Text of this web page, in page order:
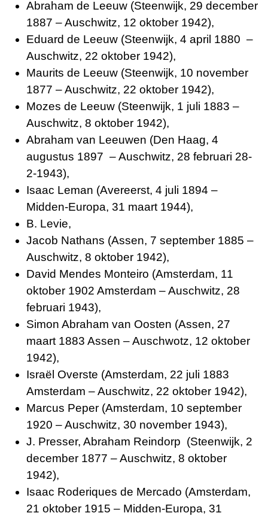
Abraham de Leeuw (Steenwijk, 29 december
1887 – Auschwitz, 12 oktober 1942),
Eduard de Leeuw (Steenwijk, 4 april 1880 –
Auschwitz, 22 oktober 1942),
Maurits de Leeuw (Steenwijk, 10 november
1877 – Auschwitz, 22 oktober 1942),
Mozes de Leeuw (Steenwijk, 1 juli 1883 –
Auschwitz, 8 oktober 1942),
Abraham van Leeuwen (Den Haag, 4
augustus 1897 – Auschwitz, 28 februari 28-
2-1943),
Isaac Leman (Avereerst, 4 juli 1894 –
Midden-Europa, 31 maart 1944),
B. Levie,
Jacob Nathans (Assen, 7 september 1885 –
Auschwitz, 8 oktober 1942),
David Mendes Monteiro (Amsterdam, 11
oktober 1902 Amsterdam – Auschwitz, 28
februari 1943),
Simon Abraham van Oosten (Assen, 27
maart 1883 Assen – Auschwotz, 12 oktober
1942),
Israël Overste (Amsterdam, 22 juli 1883
Amsterdam – Auschwitz, 22 oktober 1942),
Marcus Peper (Amsterdam, 10 september
1920 – Auschwitz, 30 november 1943),
J. Presser, Abraham Reindorp (Steenwijk, 2
december 1877 – Auschwitz, 8 oktober
1942),
Isaac Roderiques de Mercado (Amsterdam,
21 oktober 1915 – Midden-Europa, 31